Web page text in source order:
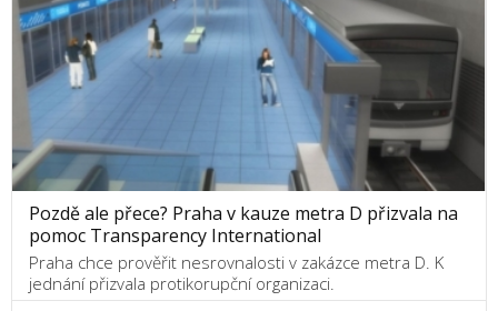
Pozdě ale přece? Praha v kauze metra D přizvala na
pomoc Transparency International
Praha chce prověřit nesrovnalosti v zakázce metra D. K
jednání přizvala protikorupční organizaci.